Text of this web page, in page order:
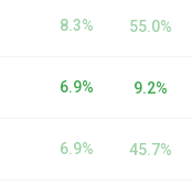
8.3% 55.0%
6.9% 9.2%
6.9% 45.7%